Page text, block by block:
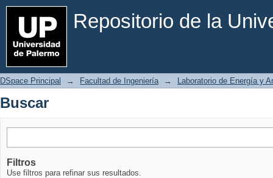
Repositorio de la
Buscar
DSpace Principal → Facultad de Ingeniería → Laboratorio de Energía y
Buscar
Filtros
Use filtros para refinar sus resultados.